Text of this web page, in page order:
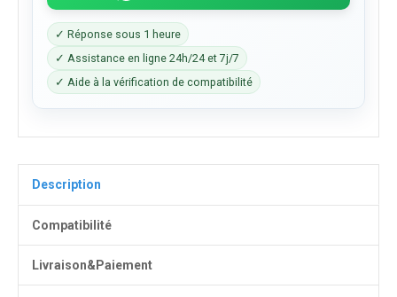
✓ Réponse sous 1 heure
✓ Assistance en ligne 24h/24 et 7j/7
✓ Aide à la vérification de compatibilité
Description
Compatibilité
Livraison&Paiement